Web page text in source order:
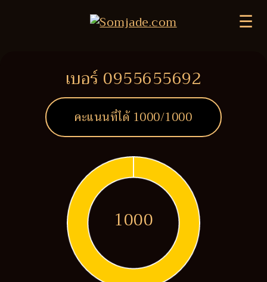
☰
เบอร์ 0955655692
คะแนนที่ได้ 1000/1000
1000